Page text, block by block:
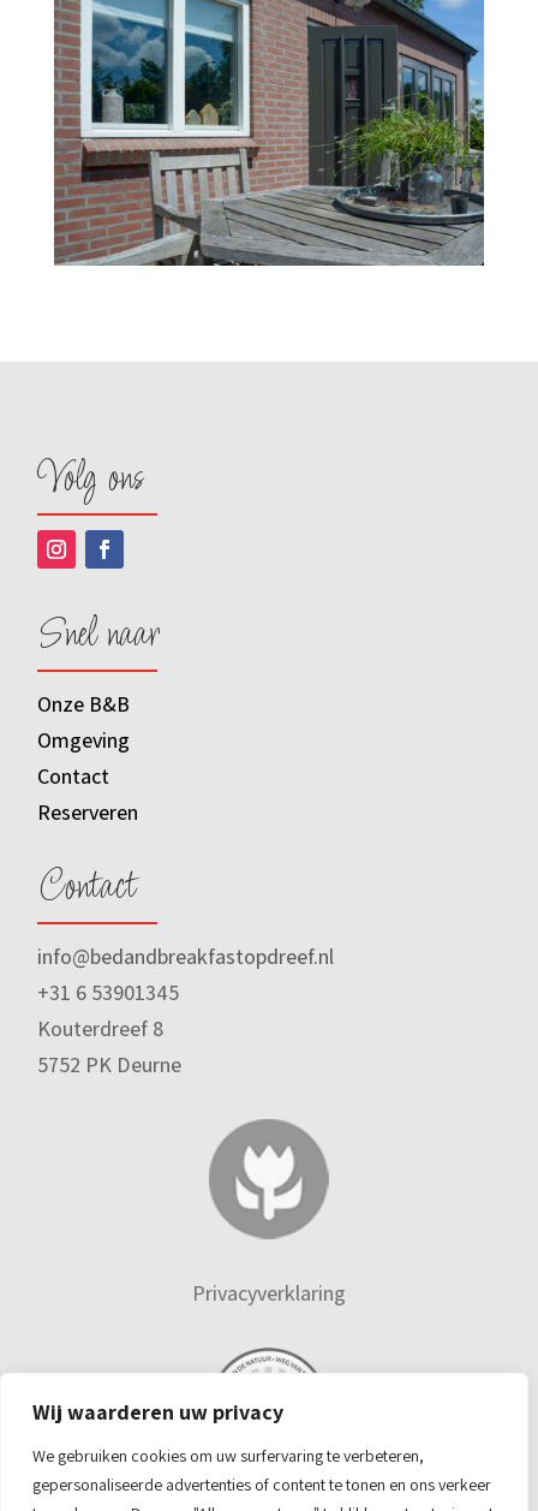
Wij waarderen uw privacy
We gebruiken cookies om uw surfervaring te verbeteren,
gepersonaliseerde advertenties of content te tonen en ons verkeer
Volg ons
Snel naar
Onze B&B
Omgeving
Contact
Reserveren
Contact
info@bedandbreakfastopdreef.nl
+31 6 53901345
Kouterdreef 8
5752 PK Deurne
Privacyverklaring